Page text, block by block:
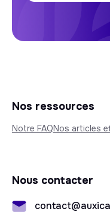
Nos ressources
Notre FAQNos articles
Nous contacter